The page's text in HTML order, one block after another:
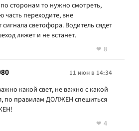
по сторонам то нужно смотреть,
часть переходите, вне
сигнала светофора. Водитель сядет
ляжет и не встанет.
8
11 июн в 14:34
какой свет, не важно с какой
по правилам ДОЛЖЕН спешиться
4